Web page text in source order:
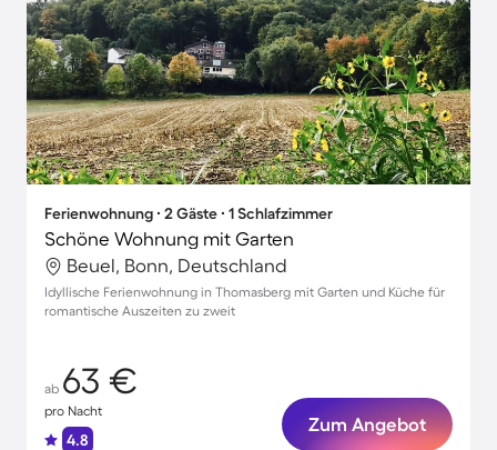
Ferienwohnung ∙ 2 Gäste ∙ 1 Schlafzimmer
Schöne Wohnung mit Garten
Beuel, Bonn, Deutschland
Idyllische Ferienwohnung in Thomasberg mit Garten und Küche für
romantische Auszeiten zu zweit
ab 63 €
pro Nacht
4.8
Zum Angebot